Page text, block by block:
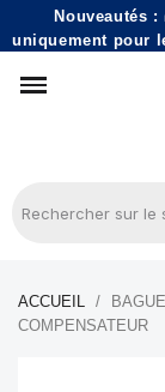
Nouveautés :
uniquement pour
ACCUEIL
COMPENSATEUR